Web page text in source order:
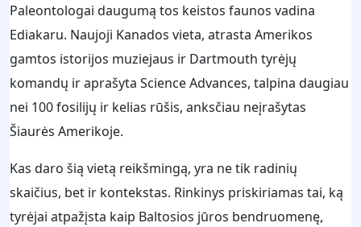
Paleontologai daugumą tos keistos faunos vadina
Ediakaru. Naujoji Kanados vieta, atrasta Amerikos
gamtos istorijos muziejaus ir Dartmouth tyrėjų
komandų ir aprašyta Science Advances, talpina daugiau
nei 100 fosilijų ir kelias rūšis, anksčiau neįrašytas
Šiaurės Amerikoje.
Kas daro šią vietą reikšmingą, yra ne tik radinių
skaičius, bet ir kontekstas. Rinkinys priskiriamas tai, ką
tyrėjai atpažįsta kaip Baltosios jūros bendruomenę,